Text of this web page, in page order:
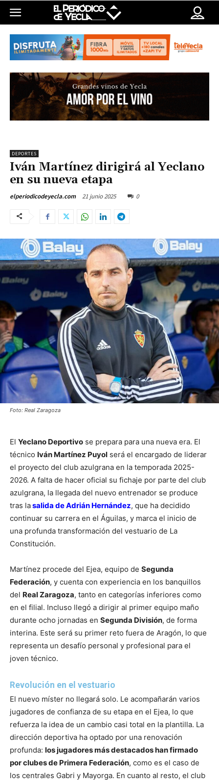
DEPORTES
Iván Martínez dirigirá al Yeclano
en su nueva etapa
elperiodicodeyecla.com 21 junio 2025 0
Foto: Real Zaragoza
El Yeclano Deportivo se prepara para una nueva era. El
técnico Iván Martínez Puyol será el encargado de liderar
el proyecto del club azulgrana en la temporada 2025-
2026. A falta de hacer oficial su fichaje por parte del club
azulgrana, la llegada del nuevo entrenador se produce
tras lasalida de Adrián Hernández, que ha decidido
continuar su carrera en el Águilas, y marca el inicio de
una profunda transformación del vestuario de La
Constitución.
Martínez procede del Ejea, equipo de Segunda
Federación, y cuenta con experiencia en los banquillos
del Real Zaragoza, tanto en categorías inferiores como
en el filial. Incluso llegó a dirigir al primer equipo maño
durante ocho jornadas en Segunda División, de forma
interina. Este será su primer reto fuera de Aragón, lo que
representa un desafío personal y profesional para el
joven técnico.
Revolución en el vestuario
El nuevo míster no llegará solo. Le acompañarán varios
jugadores de confianza de su etapa en el Ejea, lo que
refuerza la idea de un cambio casi total en la plantilla. La
dirección deportiva ha optado por una renovación
profunda: los jugadores más destacados han firmado
por clubes de Primera Federación, como es el caso de
los centrales Gabri y Mayorga. En cuanto al resto, el club